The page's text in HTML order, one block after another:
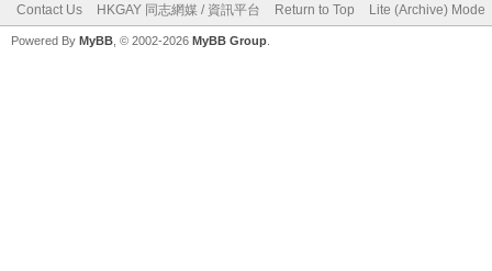
Contact Us HKGAY 同志網媒 / 資訊平台 Return to Top Lite (Archive) Mode
Powered By MyBB , © 2002-2026 MyBB Group